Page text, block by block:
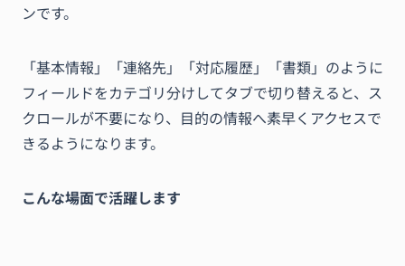
ンです。
「基本情報」「連絡先」「対応履歴」「書類」のように
フィールドをカテゴリ分けしてタブで切り替えると、ス
クロールが不要になり、目的の情報へ素早くアクセスで
きるようになります。
こんな場面で活躍します